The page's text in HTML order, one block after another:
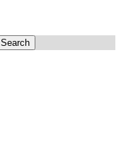
Search